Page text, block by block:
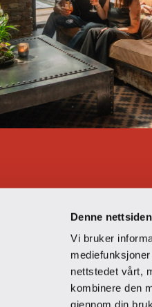
Denne
Vi bruker
nettstedet vårt,
kombinere den
gjennom din
Gode